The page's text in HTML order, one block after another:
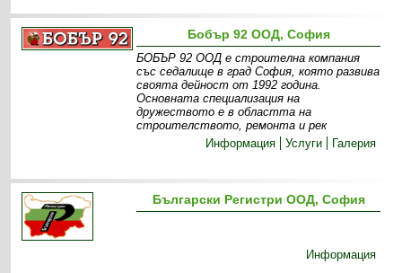
Бобър 92 ООД, София
БОБЪР 92 ООД е строителна компания
със седалище в град София, която развива
своята дейност от 1992 година.
Основната специализация на
дружеството е в областта на
строителството, ремонта и рек
Информация
Услуги Галерия
Български Регистри ООД, София
Информация